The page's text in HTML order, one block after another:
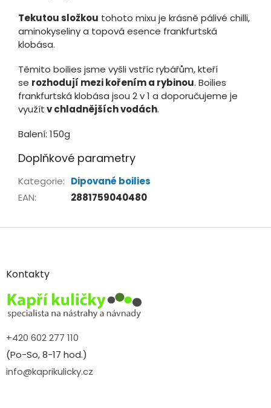
Tekutou složkou tohoto mixu je krásně pálivé chilli,
aminokyseliny a topová esence frankfurtská
klobása.
Těmito boilies jsme vyšli vstříc rybářům, kteří
se rozhodují mezi kořením a rybinou. Boilies
frankfurtská klobása jsou 2 v 1 a doporučujeme je
využítv chladnějších vodách.
Balení: 150g
Doplňkové parametry
Kategorie: Dipované boilies
EAN: 2881759040480
Z
aKontakty
+420 602 277 110
(Po-So, 8-17 hod.)
info@kaprikulicky.cz